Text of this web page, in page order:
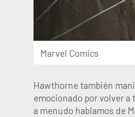
Marvel Comics
Hawthorne también
emocionado por volver a
a menudo hablamos de